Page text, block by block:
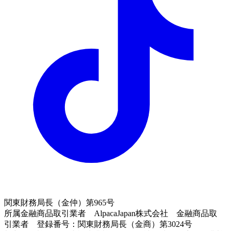
関東財務局長（金仲）第965号
所属金融商品取引業者 AlpacaJapan株式会社 金融商品取
引業者 登録番号：関東財務局長（金商）第3024号